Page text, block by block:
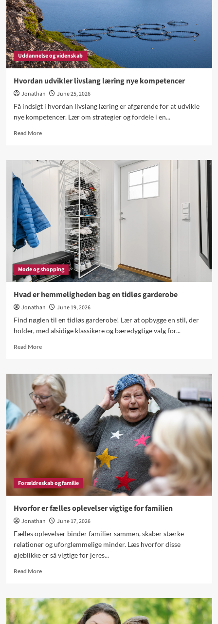
Uddannelse og videnskab
Hvordan udvikler livslang læring nye kompetencer
Jonathan
June 25, 2026
Få indsigt i hvordan livslang læring er afgørende for at udvikle
nye kompetencer. Lær om strategier og fordele i en...
Read MoreRead
Hvordan
udvikler
kompetencer
Mode og shopping
Hvad er hemmeligheden bag en tidløs garderobe
Jonathan
June 19, 2026
Find nøglen til en tidløs garderobe! Lær at opbygge en stil, der
holder, med alsidige klassikere og bæredygtige valg for...
Read MoreRead
Hvad
er
hemmeligheden
bag
en
tidløs
Forældreskab og familie
Hvorfor er fælles oplevelser vigtige for familien
Jonathan
June 17, 2026
Fælles oplevelser binder familier sammen, skaber stærke
relationer og uforglemmelige minder. Læs hvorfor disse
øjeblikke er så vigtige for jeres...
Read MoreRead
Hvorfor
er
fælles